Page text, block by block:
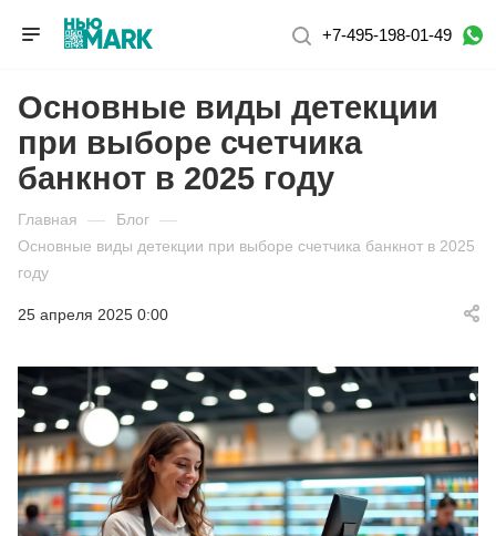
+7-495-198-01-49
Основные виды детекции
при выборе счетчика
банкнот в 2025 году
Главная — Блог —
Основные виды детекции при выборе счетчика банкнот в 2025
году
25 апреля 2025 0:00